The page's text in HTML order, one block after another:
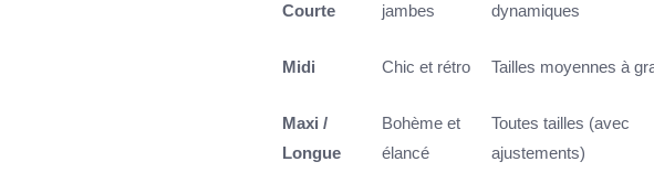
Courte
jambes
dynamiques
Midi Chic et rétro Tailles moyennes à
Maxi /
Longue
Bohème et
élancé
Toutes tailles (avec
ajustements)